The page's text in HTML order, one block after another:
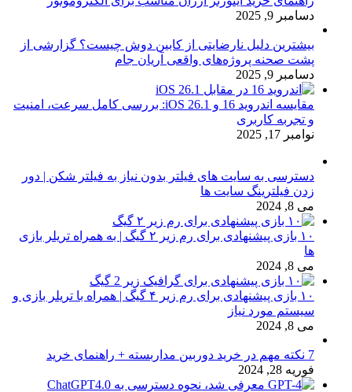
دسامبر 9, 2025
بیشترین دلیل نارضایتی از کابین دوش چیست؟ گزارشی از
پشت صحنه پروژه‌های واقعی آریان جام
دسامبر 9, 2025
مقایسه اندروید 16 و iOS 26.1: بررسی کامل سرعت، امنیت
و تجربه کاربری
نوامبر 17, 2025
دسترسی به سایت های فیلتر بدون نیاز به فیلتر شکن | دور
زدن فیلترینگ سایت ها
می 8, 2024
۱۰ بازی پیشنهادی برای رم زیر ۲ گیگ | به همراه تریلر بازی
ها
می 8, 2024
۱۰ بازی پیشنهادی برای رم زیر ۴ گیگ | همراه با تریلر بازی و
سیستم مورد نیاز
می 8, 2024
7 نکته مهم در خرید دوربین مداربسته + راهنمای خرید
فوریه 28, 2024